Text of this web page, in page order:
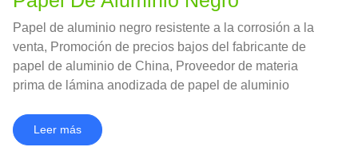
Papel de aluminio negro resistente a la corrosión a la
venta, Promoción de precios bajos del fabricante de
papel de aluminio de China, Proveedor de materia
prima de lámina anodizada de papel de aluminio
Leer más